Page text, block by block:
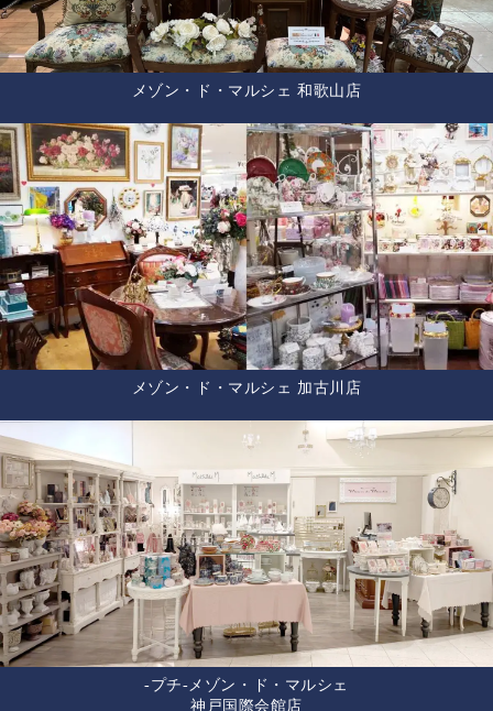
メゾン・ド・マルシェ 和歌山店
メゾン・ド・マルシェ 加古川店
-プチ-メゾン・ド・マルシェ
神戸国際会館店